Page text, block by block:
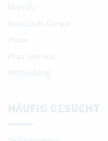
Marnitz
Neustadt-Glewe
Plate
Plau am See
Wittenburg
HÄUFIG GESUCHT